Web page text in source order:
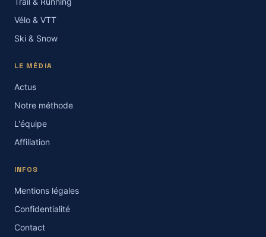
Vélo & VTT
Ski & Snow
LE MÉDIA
Actus
Notre méthode
L'équipe
Affiliation
INFOS
Mentions légales
Confidentialité
Contact